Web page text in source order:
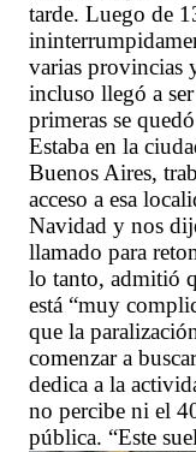
tarde. Luego de
varias provincias
incluso llegó a
primeras se
Estaba en la
Buenos Aires,
acceso a esa
Navidad y nos
llamado para
lo tanto, admitió
está “muy
que la
comenzar a
dedica a la
no percibe ni el
pública. “Este